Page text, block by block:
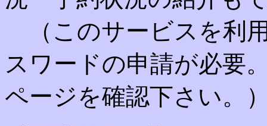
（このサービスを利
スワードの申請が必要
ページを確認下さい。